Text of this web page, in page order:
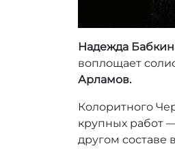
Надежда
воплощает
Арламов.
Колоритного
крупных работ
другом составе